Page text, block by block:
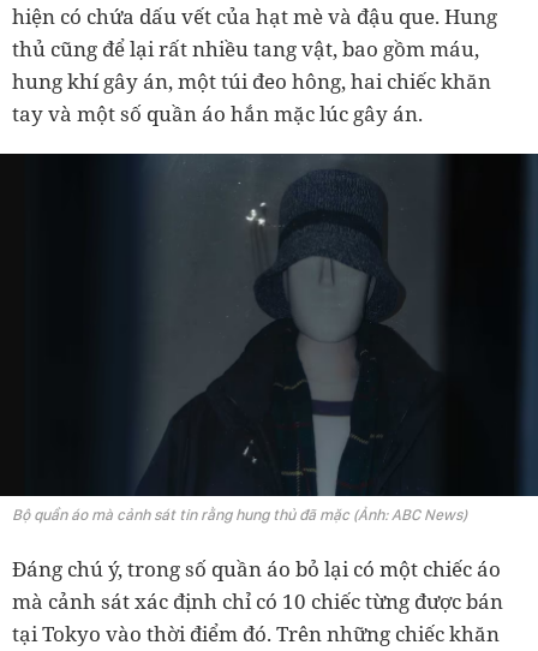
hiện có chứa dấu vết của hạt mè và đậu que. Hung
thủ cũng để lại rất nhiều tang vật, bao gồm máu,
hung khí gây án, một túi đeo hông, hai chiếc khăn
tay và một số quần áo hắn mặc lúc gây án.
Bộ quần áo mà cảnh sát tin rằng hung thủ đã mặc (Ảnh: ABC News)
Đáng chú ý, trong số quần áo bỏ lại có một chiếc áo
mà cảnh sát xác định chỉ có 10 chiếc từng được bán
tại Tokyo vào thời điểm đó. Trên những chiếc khăn